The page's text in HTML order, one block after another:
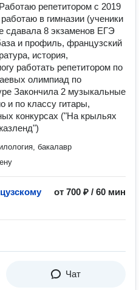
репетитором с 2019
в гимназии (ученики
сдавала 8 экзаменов ЕГЭ
и профиль, французский
история,
работать репетитором по
олимпиад по
Закончила 2 музыкальные
и по классу гитары,
конкурсах ("На крыльях
бакалавр
от 700 ₽ / 60 мин
Чат